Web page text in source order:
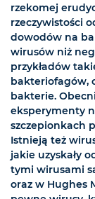
rzekomej
rzeczywistości
dowodów na
wirusów niż
przykładów
bakteriofagów,
bakterie.
eksperymenty
szczepionkach
Istnieją też
jakie uzyskały
tymi wirusami
oraz w Hughes